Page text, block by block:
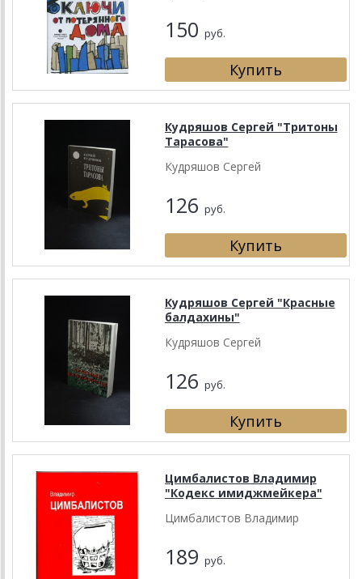
150 руб.
Кудряшов Сергей "Тритоны
Тарасова"
Кудряшов Сергей
126 руб.
Кудряшов Сергей "Красные
балдахины"
Кудряшов Сергей
126 руб.
Цимбалистов Владимир
"Кодекс имиджмейкера"
Цимбалистов Владимир
189 руб.